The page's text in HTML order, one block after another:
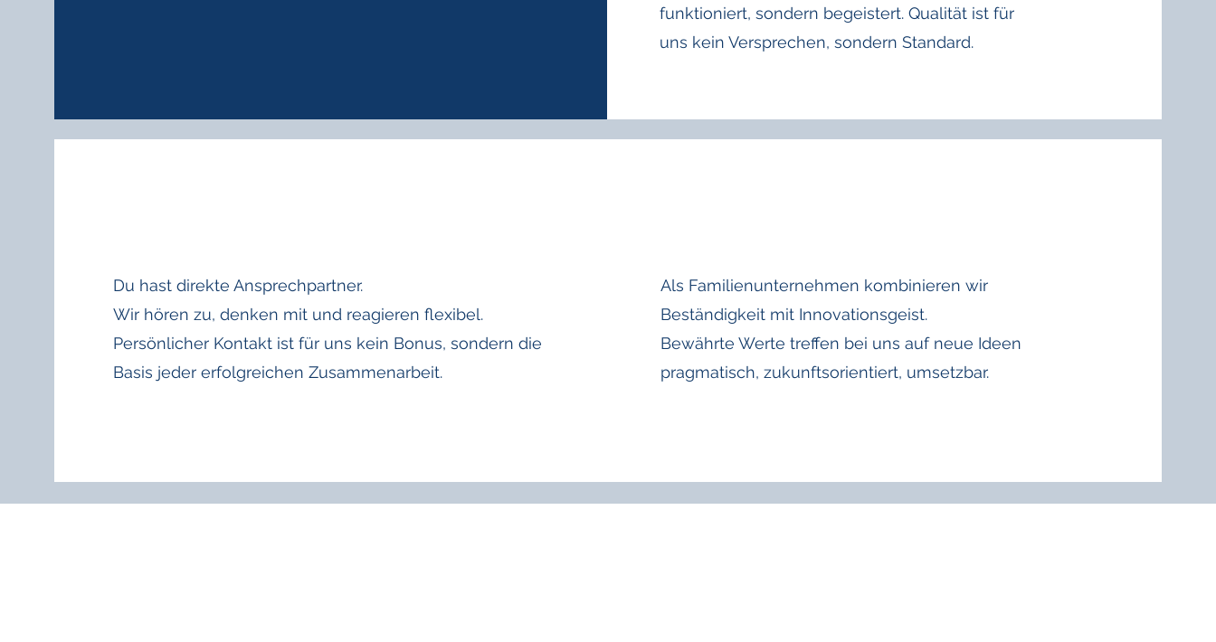
funktioniert, sondern begeistert. Qualität ist für
uns kein Versprechen, sondern Standard.
Du hast direkte Ansprechpartner.
Wir hören zu, denken mit und reagieren flexibel.
Persönlicher Kontakt ist für uns kein Bonus, sondern die
Basis jeder erfolgreichen Zusammenarbeit.
Als Familienunternehmen kombinieren wir
Beständigkeit mit Innovationsgeist.
Bewährte Werte treffen bei uns auf neue Ideen
pragmatisch, zukunftsorientiert, umsetzbar.